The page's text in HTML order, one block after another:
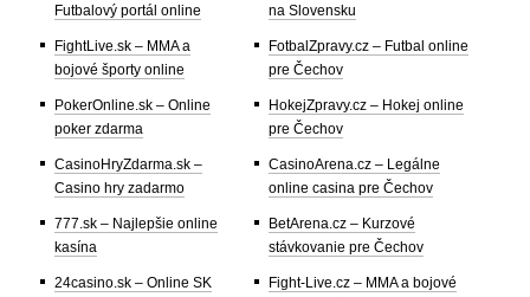
Futbalový portál online
FightLive.sk – MMA a
bojové športy online
PokerOnline.sk – Online
poker zdarma
CasinoHryZdarma.sk –
Casino hry zadarmo
777.sk – Najlepšie online
kasína
24casino.sk – Online SK
na Slovensku
FotbalZpravy.cz – Futbal online
pre Čechov
HokejZpravy.cz – Hokej online
pre Čechov
CasinoArena.cz – Legálne
online casina pre Čechov
BetArena.cz – Kurzové
stávkovanie pre Čechov
Fight-Live.cz – MMA a bojové